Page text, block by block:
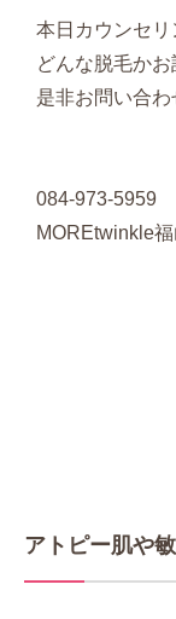
本日カウンセ
どんな脱毛か
是非お問い合
084-973-5959
MOREtwinkle
アトピー肌や